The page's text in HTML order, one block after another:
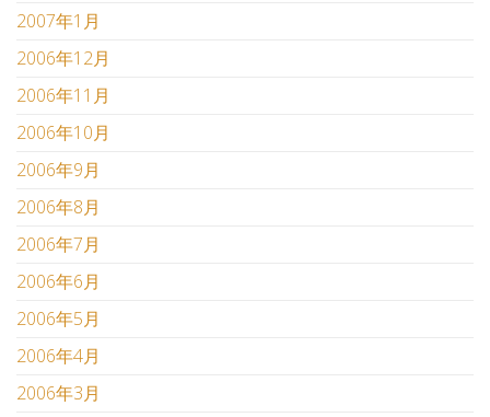
2007年1月
2006年12月
2006年11月
2006年10月
2006年9月
2006年8月
2006年7月
2006年6月
2006年5月
2006年4月
2006年3月